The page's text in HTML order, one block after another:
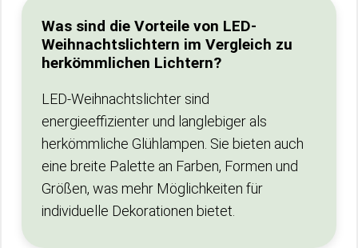
Was sind die Vorteile von LED-
Weihnachtslichtern im Vergleich zu
herkömmlichen Lichtern?
LED-Weihnachtslichter sind
energieeffizienter und langlebiger als
herkömmliche Glühlampen. Sie bieten auch
eine breite Palette an Farben, Formen und
Größen, was mehr Möglichkeiten für
individuelle Dekorationen bietet.